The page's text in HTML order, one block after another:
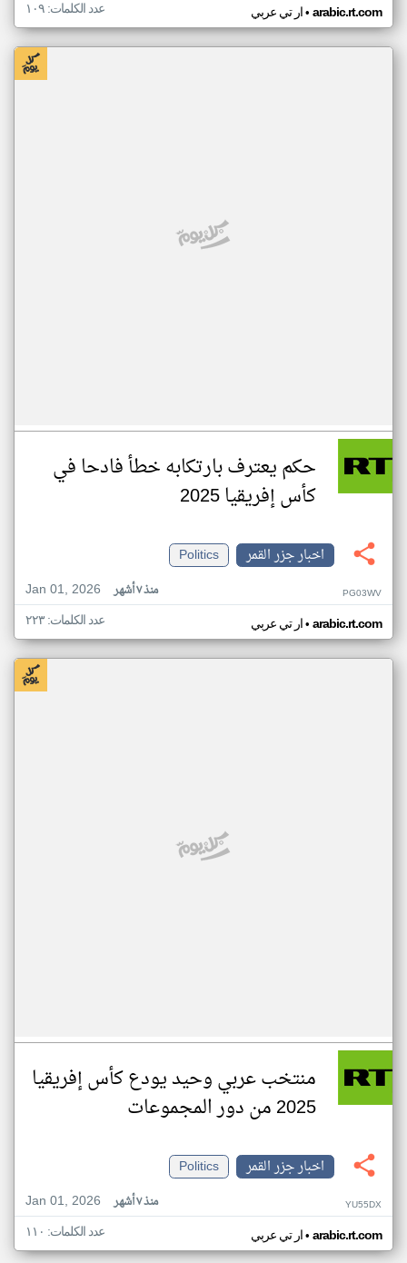
ار تي عربي• arabic.rt.com عدد الكلمات: ١٠٩
حكم يعترف بارتكابه خطأ فادحا في
كأس إفريقيا 2025
اخبار جزر القمر
Politics
Jan 01, 2026
منذ ٧ أشهر PG03WV
ار تي عربي• arabic.rt.com عدد الكلمات: ٢٢٣
منتخب عربي وحيد يودع كأس إفريقيا
2025 من دور المجموعات
اخبار جزر القمر
Politics
Jan 01, 2026
منذ ٧ أشهر YU55DX
ار تي عربي• arabic.rt.com عدد الكلمات: ١١٠